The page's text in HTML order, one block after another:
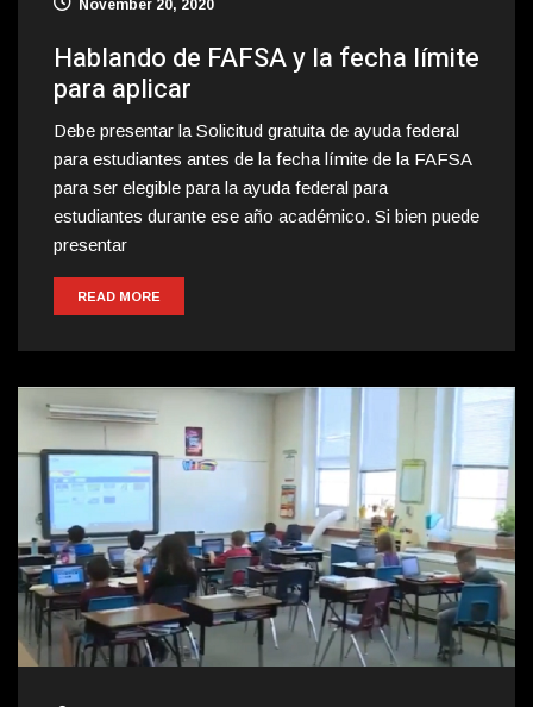
November 20, 2020
Hablando de FAFSA y la fecha límite
para aplicar
Debe presentar la Solicitud gratuita de ayuda federal
para estudiantes antes de la fecha límite de la FAFSA
para ser elegible para la ayuda federal para
estudiantes durante ese año académico. Si bien puede
presentar
READ MORE